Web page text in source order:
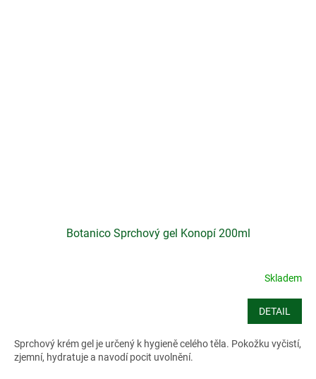
Botanico Sprchový gel Konopí 200ml
Skladem
DETAIL
Sprchový krém gel je určený k hygieně celého těla. Pokožku vyčistí,
zjemní, hydratuje a navodí pocit uvolnění.